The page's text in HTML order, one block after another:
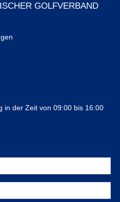
GOLFVERBAND
in der Zeit von 09:00 bis 16:00